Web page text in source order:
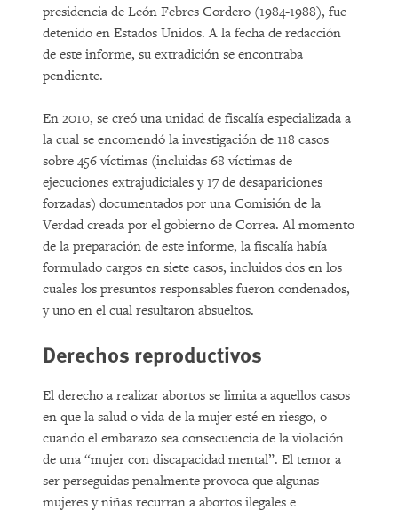
presidencia de León Febres Cordero (1984-1988), fue
detenido en Estados Unidos. A la fecha de redacción
de este informe, su extradición se encontraba
pendiente.
En 2010, se creó una unidad de fiscalía especializada a
la cual se encomendó la investigación de 118 casos
sobre 456 víctimas (incluidas 68 víctimas de
ejecuciones extrajudiciales y 17 de desapariciones
forzadas) documentados por una Comisión de la
Verdad creada por el gobierno de Correa. Al momento
de la preparación de este informe, la fiscalía había
formulado cargos en siete casos, incluidos dos en los
cuales los presuntos responsables fueron condenados,
y uno en el cual resultaron absueltos.
Derechos reproductivos
El derecho a realizar abortos se limita a aquellos casos
en que la salud o vida de la mujer esté en riesgo, o
cuando el embarazo sea consecuencia de la violación
de una “mujer con discapacidad mental”. El temor a
ser perseguidas penalmente provoca que algunas
mujeres y niñas recurran a abortos ilegales e